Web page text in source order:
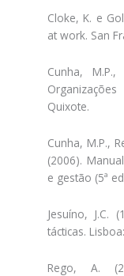
Cloke, K. e
at work. San
Cunha,
Quixote.
Cunha, M.P.,
(2006).
e gestão (5ª
Jesuíno, J.C.
tácticas.
Rego, A.